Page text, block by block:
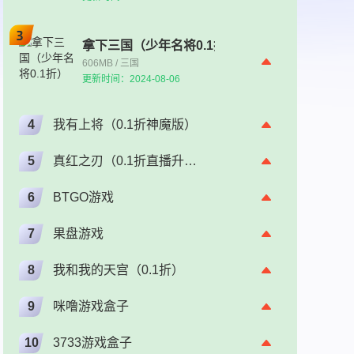
拿下三国（少年名将0.1折）
606MB / 三国
更新时间：2024-08-06
4 我有上将（0.1折神魔版）
5 真红之刃（0.1折直播升级版）（奇迹）
6 BTGO游戏
7 果盘游戏
8 我和我的天宫（0.1折）
9 咪噜游戏盒子
10 3733游戏盒子